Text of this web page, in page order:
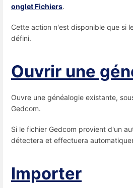
onglet Fichiers.
Cette action n'est disponible que si
défini.
Ouvrir une
Ouvre une généalogie existante,
Gedcom.
Si le fichier Gedcom provient d'un
détectera et effectuera
Importer